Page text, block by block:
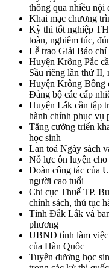
thông qua nhiều nội
Khai mạc chương
Kỳ thi tốt nghiệp
toàn, nghiêm túc,
Lễ trao Giải Báo
Huyện Krông Pắc
Sầu riêng lần thứ II,
Huyện Krông Bông
Đảng bộ các cấp
Huyện Lắk cần tập
hành chính phục vụ
Tăng cường triển
học sinh
Lan toả Ngày sách
Nỗ lực ôn luyện
Đoàn công tác của
người cao tuổi
Chi cục Thuế TP.
chính sách, thủ tục
Tỉnh Đắk Lắk và
phương
UBND tỉnh làm
của Hàn Quốc
Tuyên dương học